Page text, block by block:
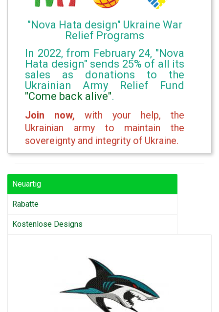
"Nova Hata design" Ukraine War
Relief Programs
In 2022, from February 24, "Nova
Hata design" sends 25% of all its
sales as donations to the
Ukrainian Army Relief Fund
"Come back alive".
Join now, with your help, the
Ukrainian army to maintain the
sovereignty and integrity of Ukraine.
Neuartig
Rabatte
Kostenlose Designs